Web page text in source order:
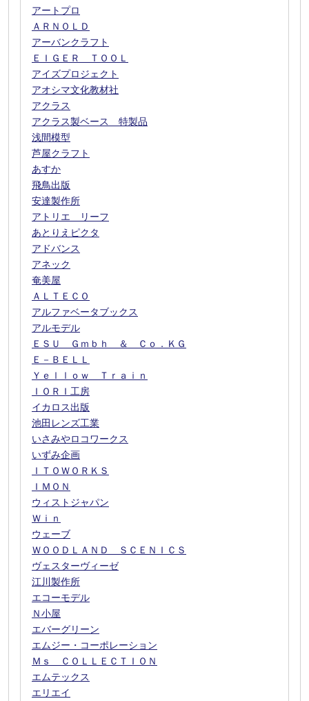
アートプロ
ＡＲＮＯＬＤ
アーバンクラフト
ＥＩＧＥＲ ＴＯＯＬ
アイズプロジェクト
アオシマ文化教材社
アクラス
アクラス製ベース 特製品
浅間模型
芦屋クラフト
あすか
飛鳥出版
安達製作所
アトリエ リーフ
あとりえピクタ
アドバンス
アネック
奄美屋
ＡＬＴＥＣＯ
アルファベータブックス
アルモデル
ＥＳＵ Ｇｍｂｈ ＆ Ｃｏ．ＫＧ
Ｅ－ＢＥＬＬ
Ｙｅｌｌｏｗ Ｔｒａｉｎ
ＩＯＲＩ工房
イカロス出版
池田レンズ工業
いさみやロコワークス
いずみ企画
ＩＴＯＷＯＲＫＳ
ＩＭＯＮ
ウィストジャパン
Ｗｉｎ
ウェーブ
ＷＯＯＤＬＡＮＤ ＳＣＥＮＩＣＳ
ヴェスターヴィーゼ
江川製作所
エコーモデル
Ｎ小屋
エバーグリーン
エムジー・コーポレーション
Ｍｓ ＣＯＬＬＥＣＴＩＯＮ
エムテックス
エリエイ